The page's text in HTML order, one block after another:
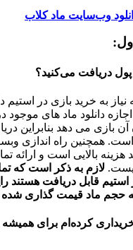
وب‌سایت ماد کلاب
پول دریافت می‌کنید؟
نیاز به خرید بازی در استیم
دانلود ماد های موجود
آن بازی می دهد بنابراین
است. همچنین راه اندازی
هزینه بالایی است و
لازم به ذکر است که
قابل دریافت هستند
به حجم ماد قیمت گذاری شده
خریداری کرده‌ام برای